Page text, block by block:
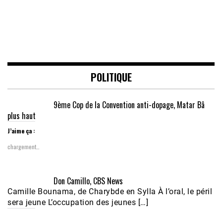
POLITIQUE
9ème Cop de la Convention anti-dopage, Matar Bâ
plus haut
J’aime ça :
chargement…
Don Camillo, CBS News
Camille Bounama, de Charybde en Sylla À l’oral, le péril
sera jeune L’occupation des jeunes […]